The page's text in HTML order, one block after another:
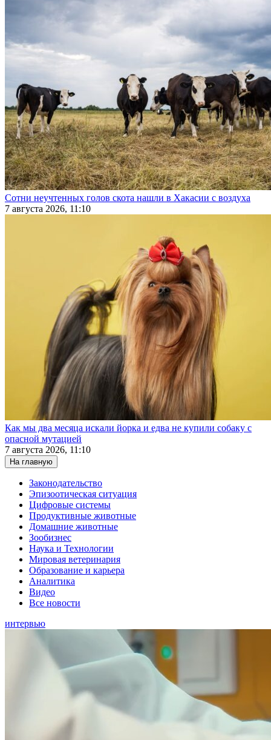
Сотни неучтенных голов скота нашли в Хакасии с воздуха
7 августа 2026, 11:10
Как мы два месяца искали йорка и едва не купили собаку с
опасной мутацией
7 августа 2026, 11:10
На главную
Законодательство
Эпизоотическая ситуация
Цифровые системы
Продуктивные животные
Домашние животные
Зообизнес
Наука и Технологии
Мировая ветеринария
Образование и карьера
Аналитика
Видео
Все новости
интервью